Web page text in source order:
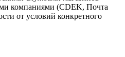
компаниями (CDEK, Почта
от условий конкретного